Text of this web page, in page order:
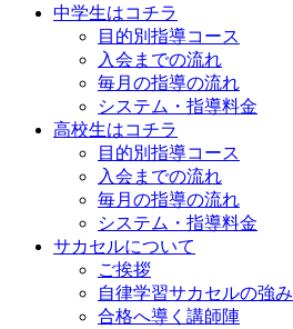
中学生はコチラ
目的別指導コース
入会までの流れ
毎月の指導の流れ
システム・指導料金
高校生はコチラ
目的別指導コース
入会までの流れ
毎月の指導の流れ
システム・指導料金
サカセルについて
ご挨拶
自律学習サカセルの強み
合格へ導く講師陣